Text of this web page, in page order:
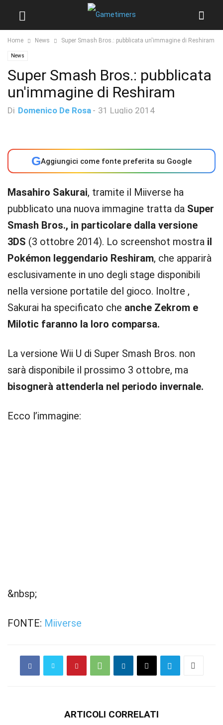
Home News Super Smash Bros.: pubblicata un'immagine di Reshiram
News
Super Smash Bros.: pubblicata
un'immagine di Reshiram
Di Domenico De Rosa - 31 Luglio 2014
GAggiungici come fonte preferita su Google
Masahiro Sakurai, tramite il Miiverse ha
pubblicato una nuova immagine tratta da Super
Smash Bros., in particolare dalla versione
3DS (3 ottobre 2014). Lo screenshot mostra il
Pokémon leggendario Reshiram, che apparirà
esclusivamente in uno degli stage disponibili
nella versione portatile del gioco. Inoltre ,
Sakurai ha specificato che anche Zekrom e
Milotic faranno la loro comparsa.
La versione Wii U di Super Smash Bros. non
sarà disponibile il prossimo 3 ottobre, ma
bisognerà attenderla nel periodo invernale.
Ecco l’immagine:
&nbsp;
FONTE: Miiverse
ARTICOLI CORRELATI